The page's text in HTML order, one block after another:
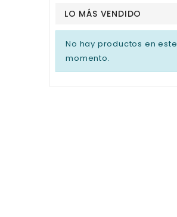
LO MÁS VENDIDO
No hay productos en este
momento.